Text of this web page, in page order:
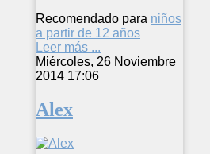
Recomendado para niños
a partir de 12 años
Leer más ...
Miércoles, 26 Noviembre
2014 17:06
Alex